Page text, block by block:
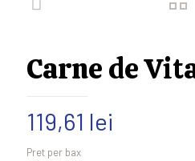
Carne de
119,61 lei
Pret per bax